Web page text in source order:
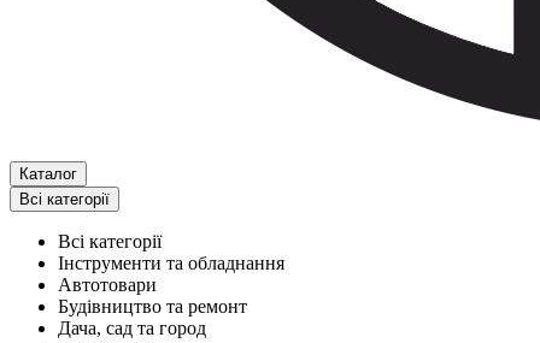
Каталог
Всі категорії
Всі категорії
Інструменти та обладнання
Автотовари
Будівництво та ремонт
Дача, сад та город